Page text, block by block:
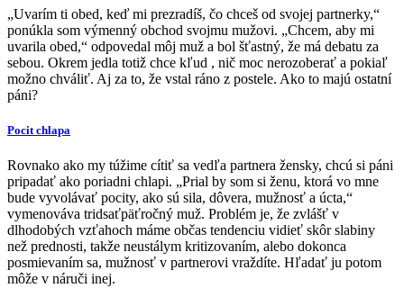
„Uvarím ti obed, keď mi prezradíš, čo chceš od svojej partnerky,“
ponúkla som výmenný obchod svojmu mužovi. „Chcem, aby mi
uvarila obed,“ odpovedal môj muž a bol šťastný, že má debatu za
sebou. Okrem jedla totiž chce kľud , nič moc nerozoberať a pokiaľ
možno chváliť. Aj za to, že vstal ráno z postele. Ako to majú ostatní
páni?
Pocit chlapa
Rovnako ako my túžime cítiť sa vedľa partnera žensky, chcú si páni
pripadať ako poriadni chlapi. „Prial by som si ženu, ktorá vo mne
bude vyvolávať pocity, ako sú sila, dôvera, mužnosť a úcta,“
vymenováva tridsaťpäťročný muž. Problém je, že zvlášť v
dlhodobých vzťahoch máme občas tendenciu vidieť skôr slabiny
než prednosti, takže neustálym kritizovaním, alebo dokonca
posmievaním sa, mužnosť v partnerovi vraždíte. Hľadať ju potom
môže v náruči inej.